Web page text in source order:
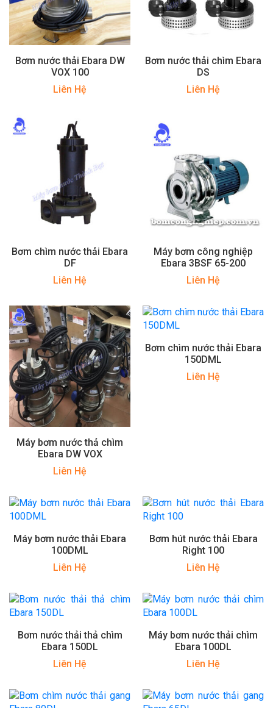
Bơm nước thải Ebara DW
VOX 100
Liên Hệ
Bơm nước thải chìm Ebara
DS
Liên Hệ
Bơm chìm nước thải Ebara
DF
Liên Hệ
Máy bơm công nghiệp
Ebara 3BSF 65-200
Liên Hệ
Máy bơm nước thả chìm
Ebara DW VOX
Liên Hệ
Bơm chìm nước thải Ebara
150DML
Liên Hệ
Máy bơm nước thải Ebara
100DML
Liên Hệ
Bơm hút nước thải Ebara
Right 100
Liên Hệ
Bơm nước thải thả chìm
Ebara 150DL
Liên Hệ
Máy bơm nước thải chìm
Ebara 100DL
Liên Hệ